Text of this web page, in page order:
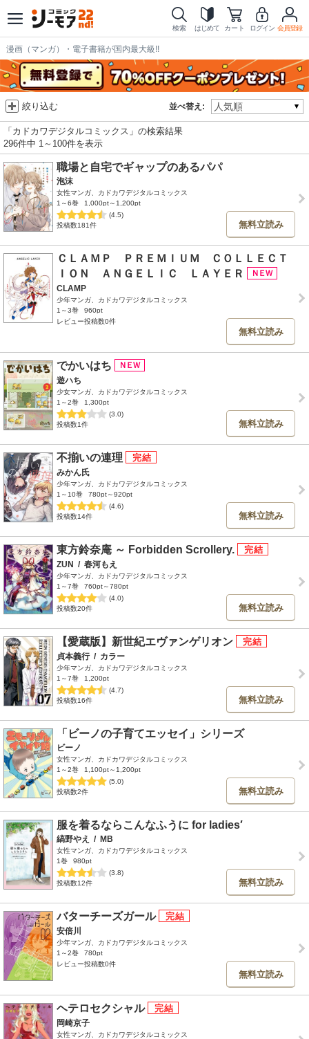
検索 はじめて カート ログイン 会員登録
漫画（マンガ）・電子書籍が国内最大級!!
並べ替え:
絞り込む
「カドカワデジタルコミックス」の検索結果
296件中 1～100件を表示
職場と自宅でギャップのあるパパ
泡沫
女性マンガ、カドカワデジタルコミックス
1～6巻
1,000pt～1,200pt
(4.5)
投稿数181件
無料立読み
ＣＬＡＭＰ ＰＲＥＭＩＵＭ ＣＯＬＬＥＣＴ
ＩＯＮ ＡＮＧＥＬＩＣ ＬＡＹＥＲ
CLAMP
少年マンガ、カドカワデジタルコミックス
1～3巻
960pt
レビュー投稿数0件
無料立読み
でかいはち
遊ハち
少女マンガ、カドカワデジタルコミックス
1～2巻
1,300pt
(3.0)
投稿数1件
無料立読み
不揃いの連理
みかん氏
少年マンガ、カドカワデジタルコミックス
1～10巻
780pt～920pt
(4.6)
投稿数14件
無料立読み
東方鈴奈庵 ～ Forbidden Scrollery.
ZUN / 春河もえ
少年マンガ、カドカワデジタルコミックス
1～7巻
760pt～780pt
(4.0)
投稿数20件
無料立読み
【愛蔵版】新世紀エヴァンゲリオン
貞本義行 / カラー
少年マンガ、カドカワデジタルコミックス
1～7巻
1,200pt
(4.7)
投稿数16件
無料立読み
「ビーノの子育てエッセイ」シリーズ
ビーノ
女性マンガ、カドカワデジタルコミックス
1～2巻
1,100pt～1,200pt
(5.0)
投稿数2件
無料立読み
服を着るならこんなふうに for ladies′
縞野やえ / MB
女性マンガ、カドカワデジタルコミックス
1巻
980pt
(3.8)
投稿数12件
無料立読み
バターチーズガール
安倍川
少年マンガ、カドカワデジタルコミックス
1～2巻
780pt
レビュー投稿数0件
無料立読み
ヘテロセクシャル
岡崎京子
女性マンガ、カドカワデジタルコミックス